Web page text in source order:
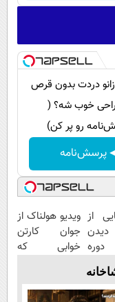
دردت بدون قرص
خوب شه؟ (
رو پر کن)
پرسش‌نامه
از
دیدن
وارد
ویدیو هولناک از
جوان کارتن
خوابی که